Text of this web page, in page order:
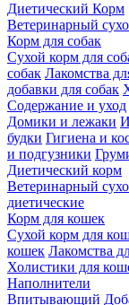
Диетический Корм
Ветеринарный
Корм для собак
Сухой корм для
собак Лакомства
добавки для собак
Содержание и уход
Домики и лежаки
будки Гигиена и
и подгузники
Диетический корм
Ветеринарный
диетические
Корм для кошек
Сухой корм для
кошек Лакомства
Холистики для
Наполнители
Впитывающий